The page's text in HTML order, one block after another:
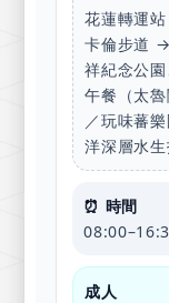
花蓮轉運
卡倫步道
祥紀念公
午餐（太
／玩味蕃
洋深層水
⏰ 時間
成人